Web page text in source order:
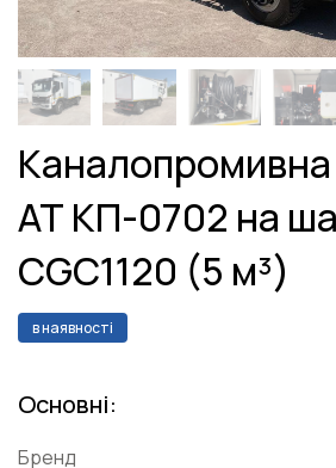
АТ КП-0702 на
CGC1120 (5 м³)
в наявності
Основні:
Бренд